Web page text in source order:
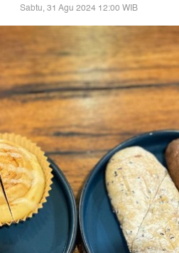
Sabtu, 31 Agu 2024 12:00 WIB